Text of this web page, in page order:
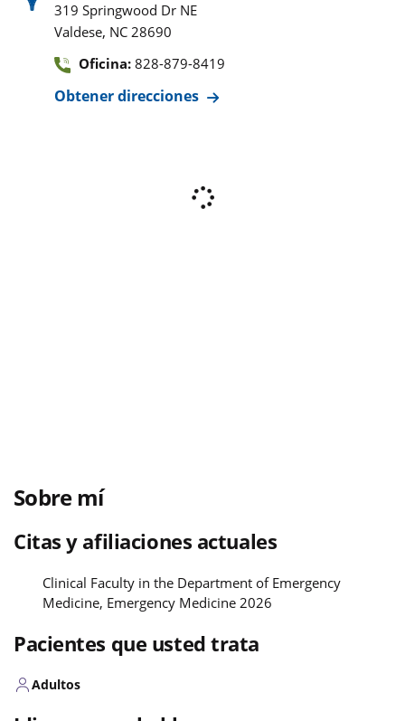
319 Springwood Dr NE
Valdese, NC 28690
Oficina: 828-879-8419
Obtener direcciones
Sobre mí
Citas y afiliaciones actuales
Clinical Faculty in the Department of Emergency
Medicine, Emergency Medicine 2026
Pacientes que usted trata
Adultos